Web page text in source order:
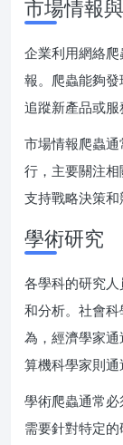
市場情報
企業利用網絡
報。爬蟲能夠
追蹤新產品或服
市場情報爬蟲
行，主要關注
支持戰略決策和
學術研究
各學科的研究
和分析。社會
為，經濟學家
算機科學家則通
學術爬蟲通常
需要針對特定